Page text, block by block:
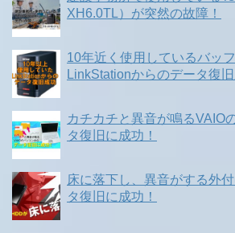
XH6.0TL）が突然の故障！
10年近く使用しているバッ
LinkStationからのデータ復旧
カチカチと異音が鳴るVAIO
タ復旧に成功！
床に落下し、異音がする外
タ復旧に成功！